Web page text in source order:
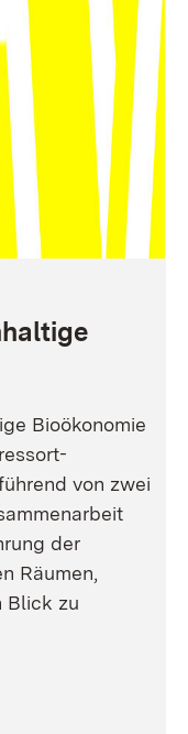
Bioökonomie
von zwei
der
Räumen,
Blick zu